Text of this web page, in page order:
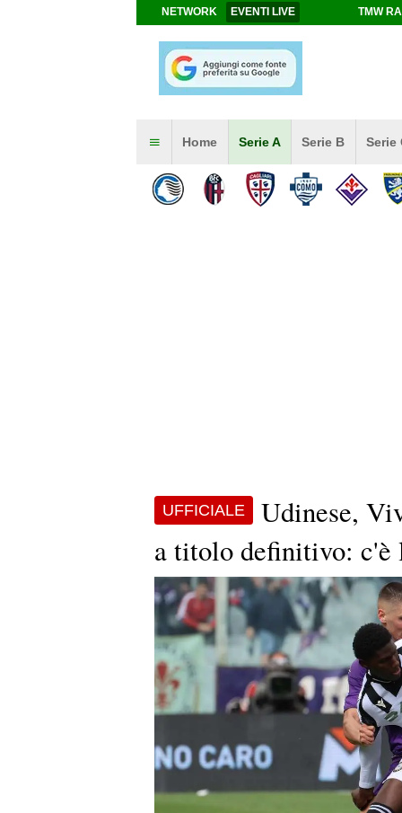
NETWORK EVENTI LIVE TMW
Home Serie A Serie B Serie
UFFICIALE
Udinese,
a titolo definitivo: c'è